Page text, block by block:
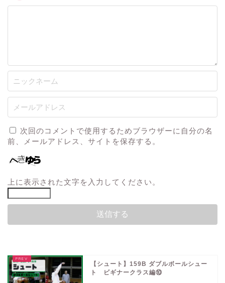
次回のコメントで使用するためブラウザーに自分の名
前、メールアドレス、サイトを保存する。
上に表示された文字を入力してください。
【シュート】159B ダブルボールシュー
ト ビギナークラス編⑩